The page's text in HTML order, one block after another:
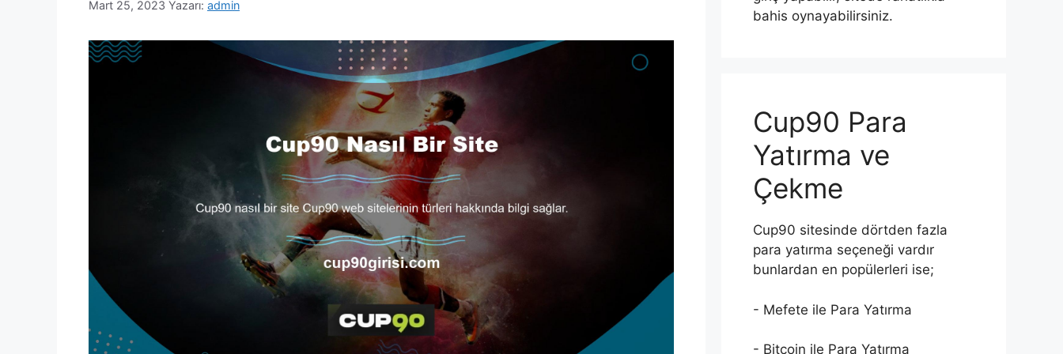
Mart 25, 2023 Yazarı: admin
bahis oynayabilirsiniz.
Cup90 Para
Yatırma ve
Çekme
Cup90 sitesinde dörtden fazla
para yatırma seçeneği vardır
bunlardan en popülerleri ise;
- Mefete ile Para Yatırma
- Bitcoin ile Para Yatırma